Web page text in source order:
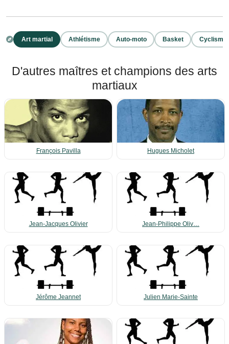
Art martial Athlétisme Auto-moto Basket Cyclisme
D'autres maîtres et champions des arts
martiaux
François Pavilla Hugues Micholet
Jean-Jacques Olivier Jean-Philippe Oliv…
Jérôme Jeannet Julien Marie-Sainte